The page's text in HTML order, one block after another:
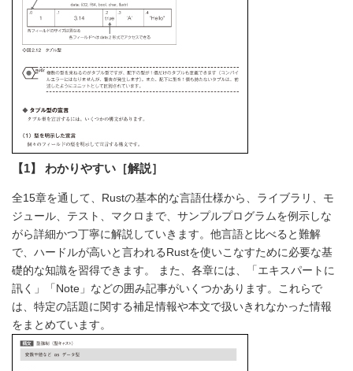
【1】 わかりやすい［解説］
全15章を通して、Rustの基本的な言語仕様から、ライブラリ、モ
ジュール、テスト、マクロまで、サンプルプログラムを例示しな
がら詳細かつ丁寧に解説していきます。他言語と比べると難解
で、ハードルが高いと言われるRustを使いこなすために必要な基
礎的な知識を習得できます。 また、各章には、「エキスパートに
訊く」「Note」などの囲み記事がいくつかあります。これらで
は、特定の話題に関する補足情報や本文で扱いきれなかった情報
をまとめています。